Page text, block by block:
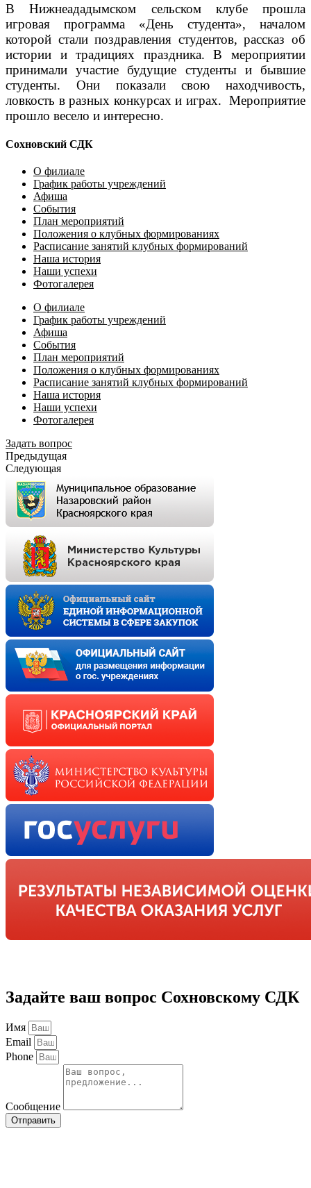
В Нижнеададымском сельском клубе прошла
игровая программа «День студента», началом
которой стали поздравления студентов, рассказ об
истории и традициях праздника. В мероприятии
принимали участие будущие студенты и бывшие
студенты. Они показали свою находчивость,
ловкость в разных конкурсах и играх. Мероприятие
прошло весело и интересно.
Сохновский СДК
О филиале
График работы учреждений
Афиша
События
План мероприятий
Положения о клубных формированиях
Расписание занятий клубных формирований
Наша история
Наши успехи
Фотогалерея
О филиале
График работы учреждений
Афиша
События
План мероприятий
Положения о клубных формированиях
Расписание занятий клубных формирований
Наша история
Наши успехи
Фотогалерея
Задать вопрос
Предыдущая
Следующая
Задайте ваш вопрос Сохновскому СДК
Имя
Email
Phone
Сообщение
Отправить